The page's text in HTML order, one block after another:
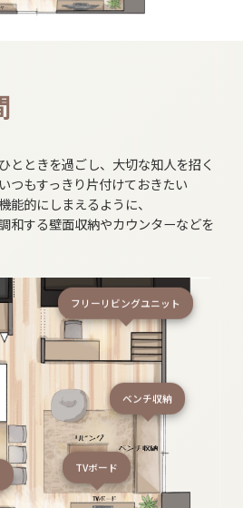
と​ときを​過ごし、​大切な​知人を​招く​
つも​すっきり片付けて​おきたい​
的にしまえるように、​
和する​壁面収納や​カウンターなどを​
フリーリビングユニット
TVボード
ベンチ収納